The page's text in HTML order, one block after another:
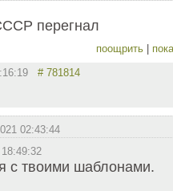
перегнал
поощрить |
# 781814
02:43:44
с твоими шаблонами.